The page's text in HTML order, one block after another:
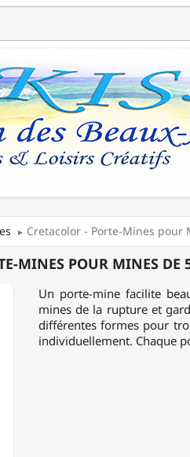
Cretacolor - Porte-Mines pour
MINES POUR MINES
Un porte-mine facilite
mines de la rupture et
différentes formes pour
individuellement. Chaque